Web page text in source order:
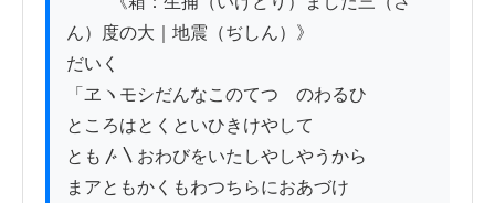
ん）度の大｜地震（ぢしん）》
だいく
「ヱヽモシだんなこのてつゝのわるひ
ところはとくといひきけやして
とも〴〵おわびをいたしやしやうから
まアともかくもわつちらにおあづけ